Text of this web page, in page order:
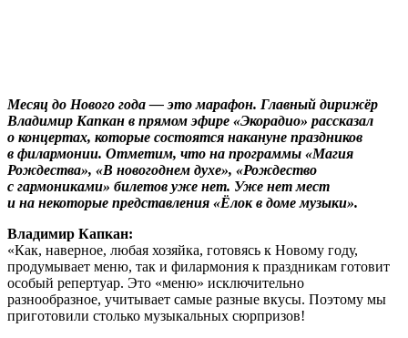
Месяц до Нового года — это марафон. Главный дирижёр
Владимир Капкан в прямом эфире «Экорадио» рассказал
о концертах, которые состоятся накануне праздников
в филармонии. Отметим, что на программы «Магия
Рождества», «В новогоднем духе», «Рождество
с гармониками» билетов уже нет. Уже нет мест
и на некоторые представления «Ёлок в доме музыки».
Владимир Капкан:
«Как, наверное, любая хозяйка, готовясь к Новому году,
продумывает меню, так и филармония к праздникам готовит
особый репертуар. Это «меню» исключительно
разнообразное, учитывает самые разные вкусы. Поэтому мы
приготовили столько музыкальных сюрпризов!